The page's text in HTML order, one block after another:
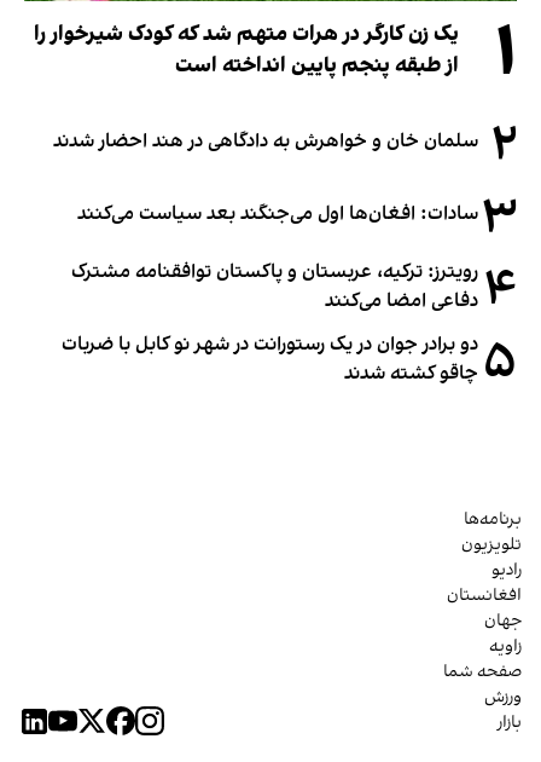
۱
یک زن کارگر در هرات متهم شد که کودک شیرخوار را
از طبقه پنجم پایین انداخته است
۲ سلمان خان و خواهرش به دادگاهی در هند احضار شدند
۳سادات: افغان‌ها اول می‌جنگند بعد سیاست می‌کنند
۴ رویترز: ترکیه، عربستان و پاکستان توافقنامه مشترک
دفاعی امضا می‌کنند
۵ دو برادر جوان در یک رستورانت در شهر نو کابل با ضربات
چاقو کشته شدند
برنامه‌ها
تلویزیون
رادیو
افغانستان
جهان
زاویه
صفحه شما
ورزش
بازار